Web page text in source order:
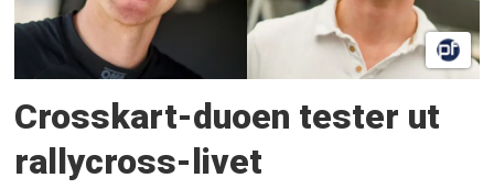
Crosskart-duoen tester ut
rallycross-livet